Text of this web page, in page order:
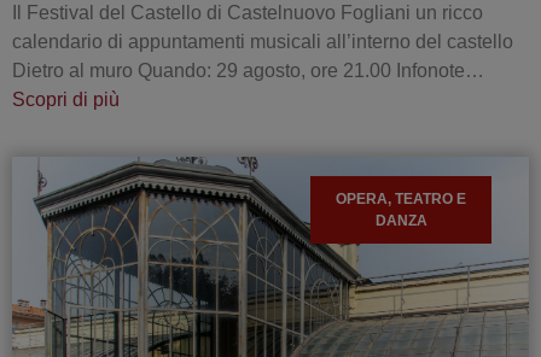
Il Festival del Castello di Castelnuovo Fogliani un ricco
calendario di appuntamenti musicali all’interno del castello
Dietro al muro Quando: 29 agosto, ore 21.00 Infonote…
Scopri di più
OPERA, TEATRO E
DANZA